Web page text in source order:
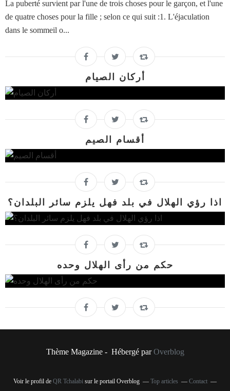
La puberté survient par l'une de trois choses pour le garçon, et l'une
de quatre choses pour la fille ; selon ce qui suit :1. L'éjaculation
dans le sommeil o...
أركان الصيام
أقسام الصيم
اذا رؤي الهلال في بلد فهل يلزم سائر البلدان؟
حكم من رأى الهلال وحده
Thème Magazine - Hébergé parOverblog
Voir le profil de QR Tchalabi sur le portail Overblog Top articles
Contact